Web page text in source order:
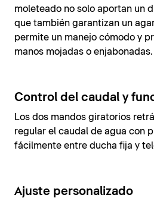
moleteado no solo aportan un
que también garantizan un
permite un manejo cómodo y
manos mojadas o enjabonadas.
Control del caudal y
Los dos mandos giratorios
regular el caudal de agua con
fácilmente entre ducha fija y
Ajuste personalizado